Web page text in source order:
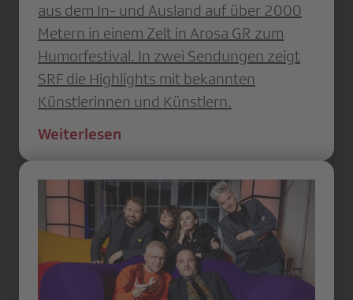
aus dem In- und Ausland auf über 2000
Metern in einem Zelt in Arosa GR zum
Humorfestival. In zwei Sendungen zeigt
SRF die Highlights mit bekannten
Künstlerinnen und Künstlern.
Weiterlesen